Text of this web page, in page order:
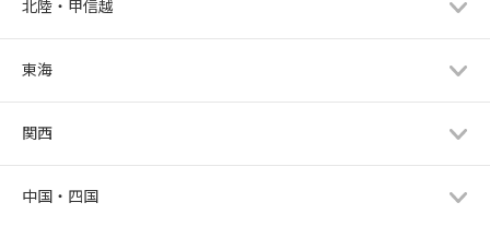
北陸・甲信越
東海
関西
中国・四国